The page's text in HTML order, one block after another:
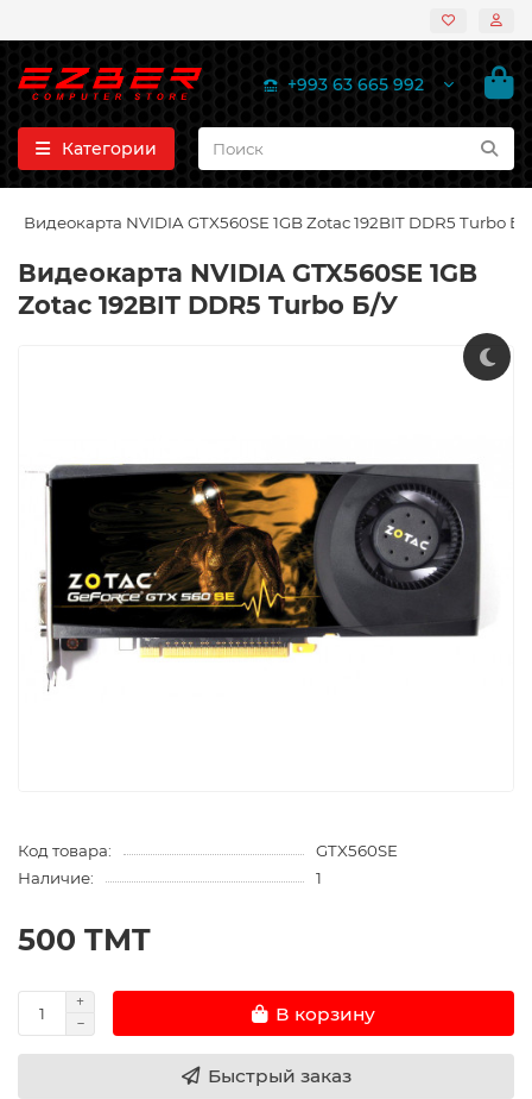
+993 63 665 992
Категории
Видеокарта NVIDIA GTX560SE 1GB Zotac 192BIT DDR5 Turbo Б/
Видеокарта NVIDIA GTX560SE 1GB
Zotac 192BIT DDR5 Turbo Б/У
Код товара:
GTX560SE
Наличие:
1
500 TMT
В корзину
Быстрый заказ